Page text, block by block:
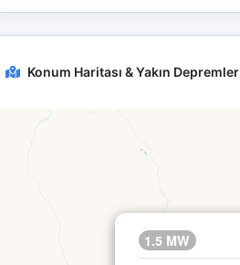
Konum Haritası & Yakın Depremler
1.5 MW